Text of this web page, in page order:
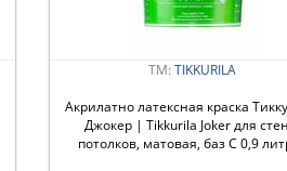
ТМ: TIKKURILA
Акрилатно латексная краска
Джокер | Tikkurila Joker для
потолков, матовая, баз С 0,9